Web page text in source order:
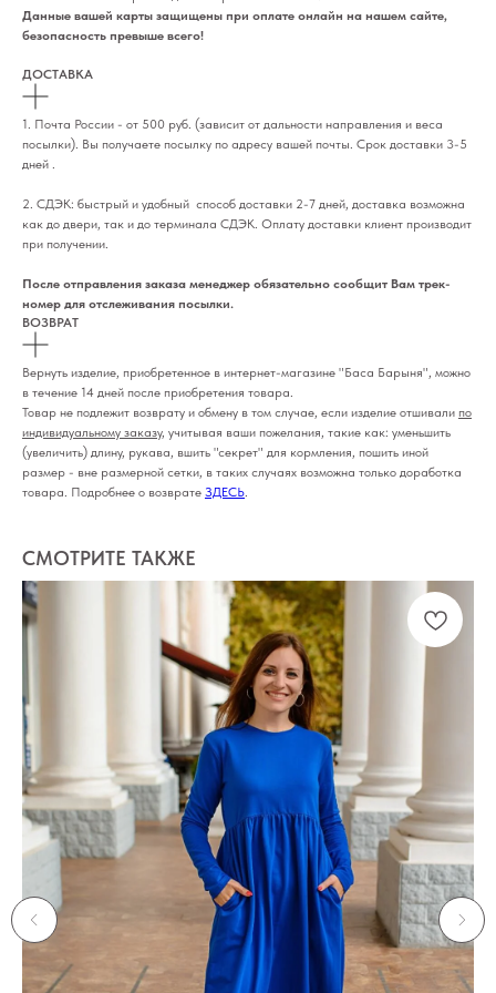
Данные вашей карты защищены при оплате онлайн на нашем сайте,
безопасность превыше всего!
ДОСТАВКА
1. Почта России - от 500 руб. (зависит от дальности направления и веса
посылки). Вы получаете посылку по адресу вашей почты. Срок доставки 3-5
дней .
2. СДЭК: быстрый и удобный способ доставки 2-7 дней, доставка возможна
как до двери, так и до терминала СДЭК. Оплату доставки клиент производит
при получении.
После отправления заказа менеджер обязательно сообщит Вам трек-
номер для отслеживания посылки.
ВОЗВРАТ
Вернуть изделие, приобретенное в интернет-магазине "Баса Барыня", можно
в течение 14 дней после приобретения товара.
Товар не подлежит возврату и обмену в том случае, если изделие отшивали по
индивидуальному заказу, учитывая ваши пожелания, такие как: уменьшить
(увеличить) длину, рукава, вшить "секрет" для кормления, пошить иной
размер - вне размерной сетки, в таких случаях возможна только доработка
товара. Подробнее о возврате ЗДЕСЬ.
СМОТРИТЕ ТАКЖЕ